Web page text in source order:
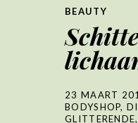
BEAUTY
23 MAART
BODYSHOP,
GLITTERENDE,